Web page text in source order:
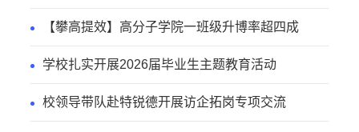
【攀高提效】高分子学院一班级升博率超四成
学校扎实开展2026届毕业生主题教育活动
校领导带队赴特锐德开展访企拓岗专项交流